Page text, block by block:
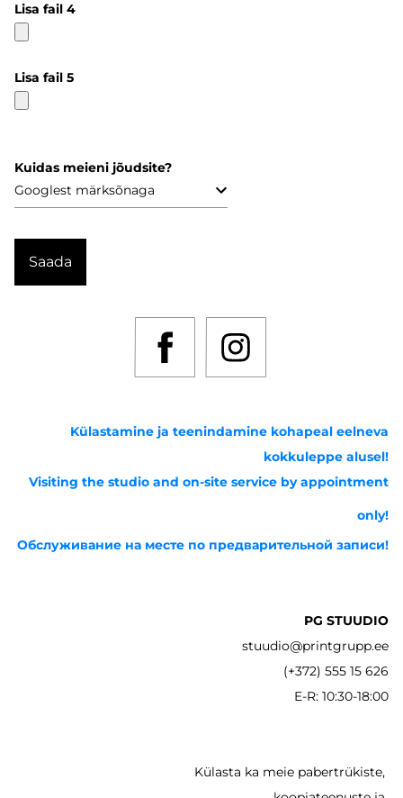
Lisa fail 4
Lisa fail 5
Kuidas meieni jõudsite?
Külastamine ja teenindamine kohapeal eelneva
kokkuleppe alusel!
Visiting the studio and on-site service by appointment
only!
Обслуживание на месте по предварительной записи!
PG STUUDIO
stuudio@printgrupp.ee
(+372) 555 15 626
E-R: 10:30-18:00
Külasta ka meie pabertrükiste,